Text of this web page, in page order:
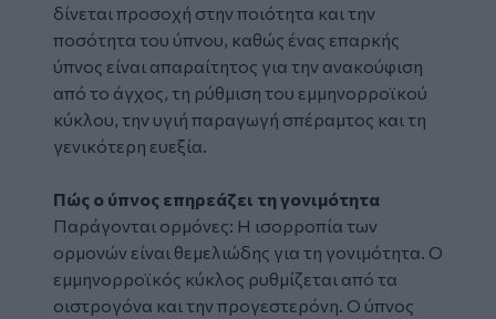
δίνεται προσοχή στην ποιότητα και την
ποσότητα του ύπνου, καθώς ένας επαρκής
ύπνος είναι απαραίτητος για την ανακούφιση
από το άγχος, τη ρύθμιση του εμμηνορροϊκού
κύκλου, την υγιή παραγωγή σπέραμτος και τη
γενικότερη ευεξία.
Πώς ο ύπνος επηρεάζει τη γονιμότητα
Παράγονται ορμόνες: Η ισορροπία των
ορμονών είναι θεμελιώδης για τη γονιμότητα. Ο
εμμηνορροϊκός κύκλος ρυθμίζεται από τα
οιστρογόνα και την προγεστερόνη. Ο ύπνος